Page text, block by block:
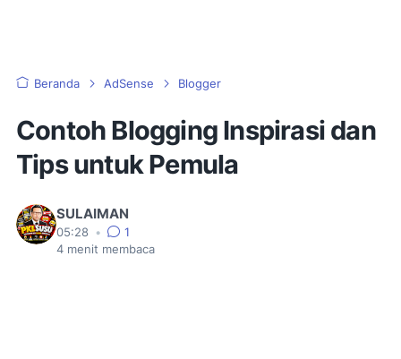
Beranda AdSense Blogger
Contoh Blogging Inspirasi dan
Tips untuk Pemula
SULAIMAN
05:28 •
1
4 menit membaca